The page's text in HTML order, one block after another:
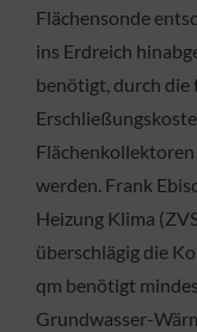
Flächensonde
ins Erdreich
benötigt, durch die
werden. Frank
Heizung Klima
überschlägig die
qm benötigt
Grundwasser-